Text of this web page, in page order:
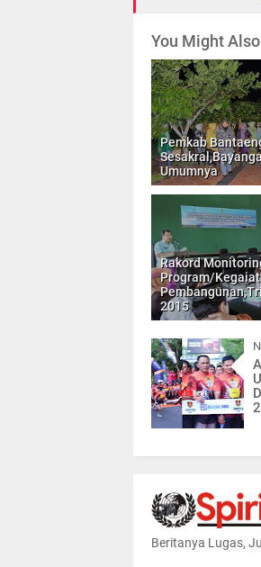
You Might
Pemkab
Umumnya
Rakord
Program/
2015
Beritanya Lugas,